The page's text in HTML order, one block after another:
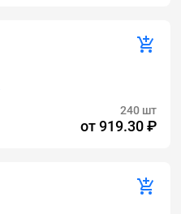
240 шт
от919.30 ₽